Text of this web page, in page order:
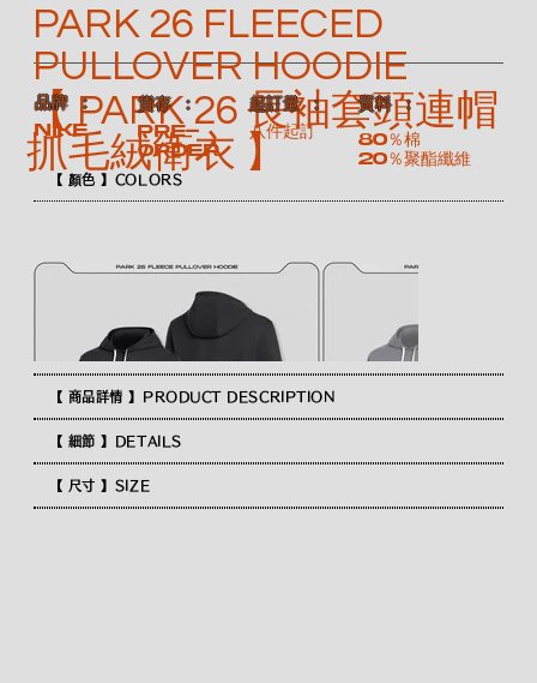
【 顏色 】COLORS
【 商品詳情 】PRODUCT DESCRIPTION
【 細節 】DETAILS
【 尺寸 】SIZE
PARK 26 FLEECED
PULLOVER HOODIE
【 PARK 26 長袖套頭連帽
抓毛絨衛衣 】
​品牌 ：
NIKE
​貨存 ：
Pre-
order
​起訂量 ：
八件起訂
​質料 ：
80％棉
20％聚酯纖維